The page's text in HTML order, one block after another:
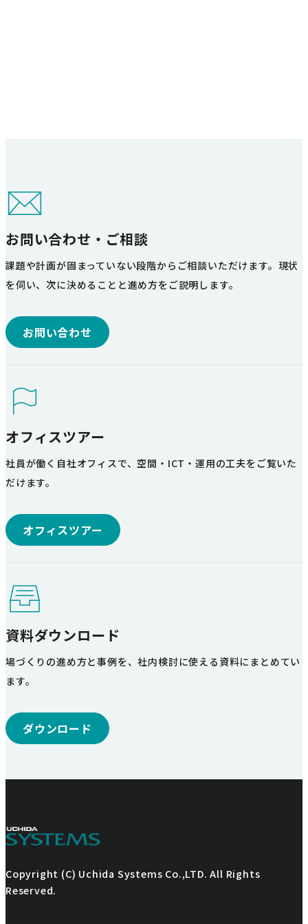
お問い合わせ・ご相談
課題や計画が固まっていない段階からご相談いただけます。現状
を伺い、次に決めることと進め方をご説明します。
お問い合わせ
オフィスツアー
社員が働く自社オフィスで、空間・ICT・運用の工夫をご覧いた
だけます。
オフィスツアー
資料ダウンロード
場づくりの進め方と事例を、社内検討に使える資料にまとめてい
ます。
ダウンロード
Copyright (C) Uchida Systems Co.,LTD. All Rights
Reserved.